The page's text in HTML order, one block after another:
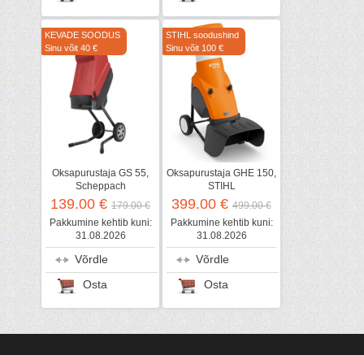
KEVADE SOODUS
Sinu võit 40 €
Oksapurustaja GS 55,
Scheppach
139.00 € 179.00 €
Pakkumine kehtib kuni:
31.08.2026
Võrdle
Osta
STIHL soodushind
Sinu võit 100 €
Oksapurustaja GHE 150,
STIHL
399.00 € 499.00 €
Pakkumine kehtib kuni:
31.08.2026
Võrdle
Osta